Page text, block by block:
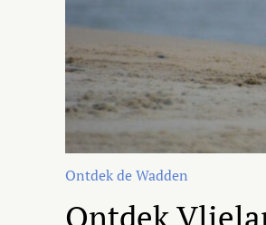
Ontdek de Wadden
Ontdek